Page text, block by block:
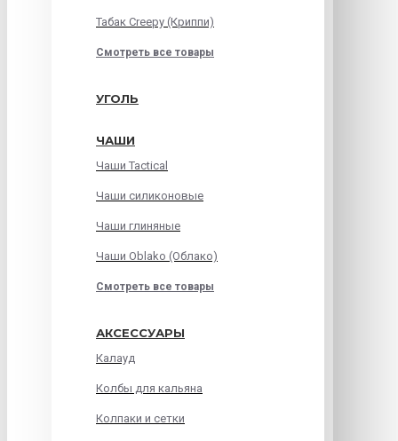
Табак Creepy (Криппи)
Смотреть все товары
УГОЛЬ
ЧАШИ
Чаши Tactical
Чаши силиконовые
Чаши глиняные
Чаши Oblako (Облако)
Смотреть все товары
АКСЕССУАРЫ
Калауд
Колбы для кальяна
Колпаки и сетки